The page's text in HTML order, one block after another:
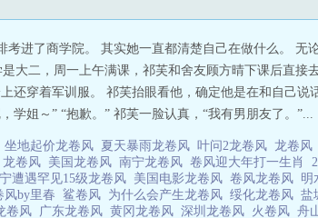
考进了商学院。 其实她一直都清楚自己在做什么。 无
大二，周一上午满课，祁芙和舍友顾方晴下课后直接
还穿着军训服。 祁芙抬眼看他，确定他是在和自己
学姐～” “抱歉。” 祁芙一脸认真，“我有男朋友了。”...
坐地起价龙卷风 夏天暴雨龙卷风 叶问2龙卷风 龙卷风
龙卷风 美国龙卷风 南宁龙卷风 卷风迎大年打一生肖
遭遇罕见15级龙卷风 美国电影龙卷风 卷风龙卷风 明
风by里春 鲨卷风 为什么会产生龙卷风 绥化龙卷风 盐
卷风 广东龙卷风 黄冈龙卷风 深圳龙卷风 火卷风 舟